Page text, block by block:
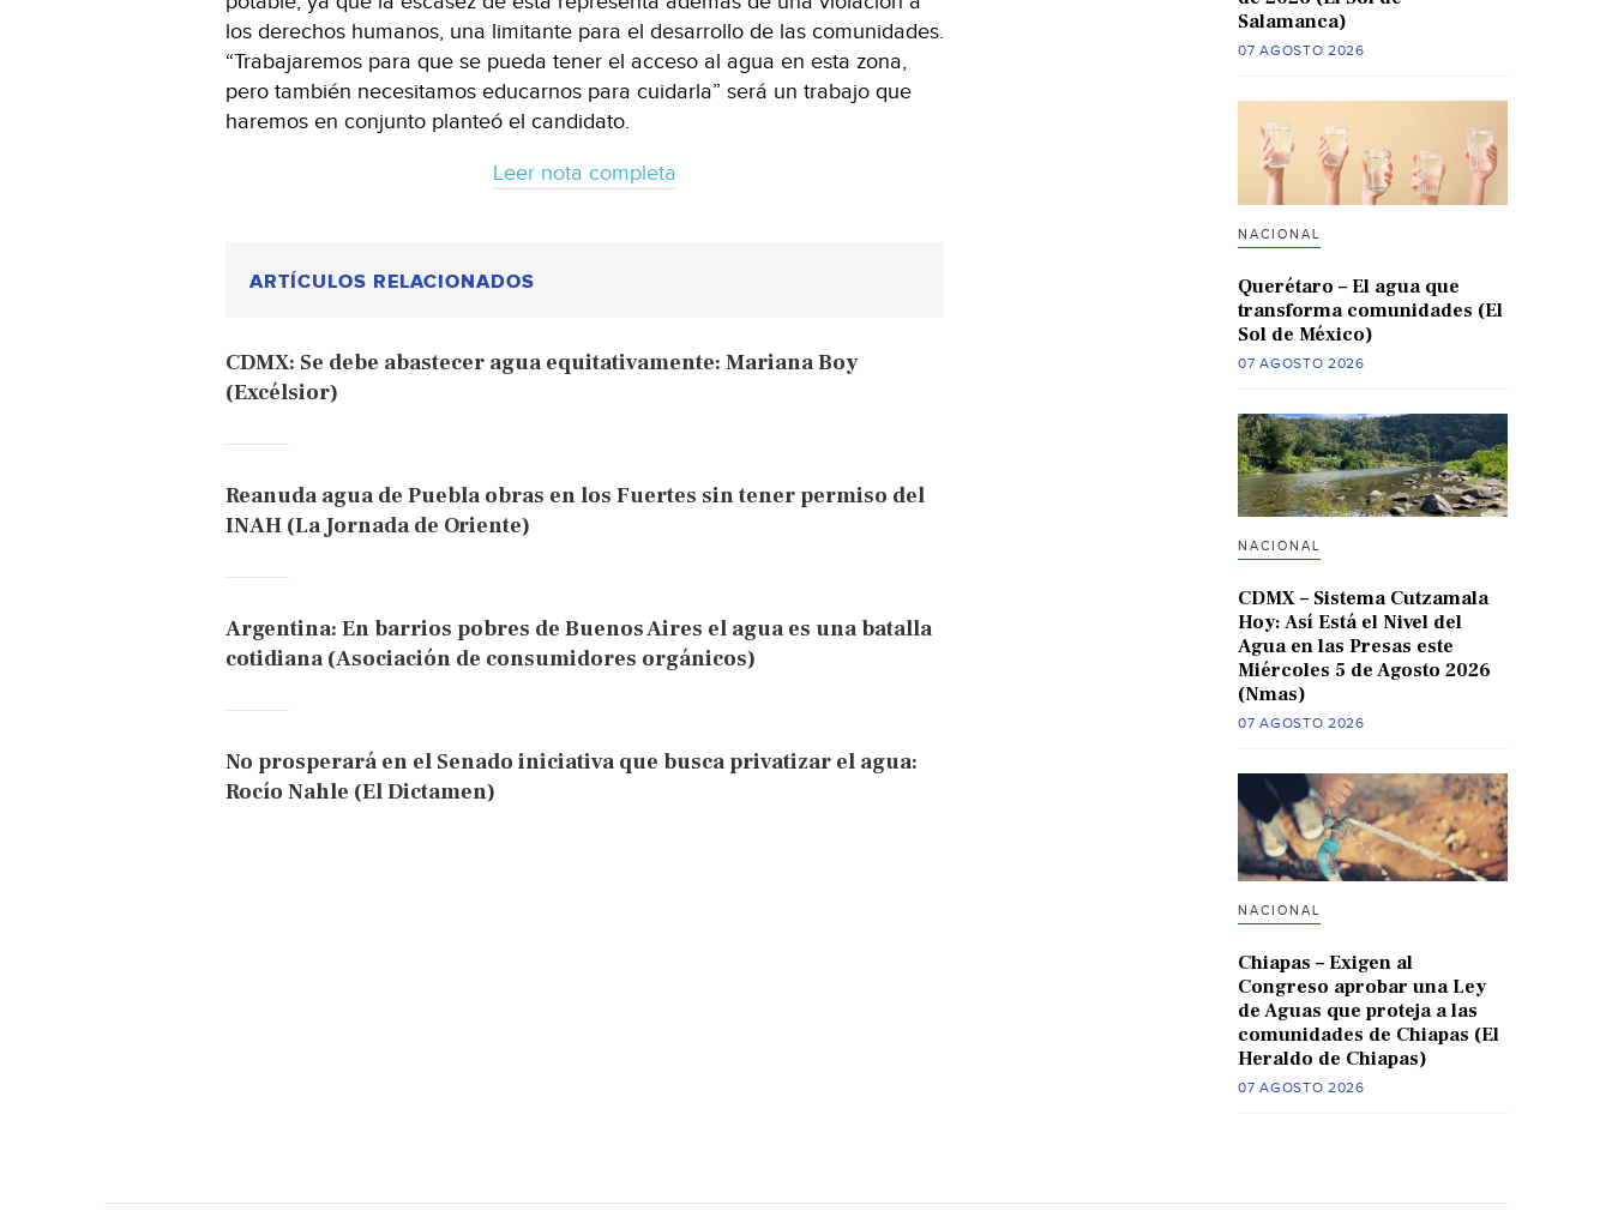
los derechos humanos, una limitante para el desarrollo de las comunidades.
“Trabajaremos para que se pueda tener el acceso al agua en esta zona,
pero también necesitamos educarnos para cuidarla” será un trabajo que
haremos en conjunto planteó el candidato.
Leer nota completa
ARTÍCULOS RELACIONADOS
CDMX: Se debe abastecer agua equitativamente: Mariana Boy
(Excélsior)
Reanuda agua de Puebla obras en los Fuertes sin tener permiso del
INAH (La Jornada de Oriente)
Argentina: En barrios pobres de Buenos Aires el agua es una batalla
cotidiana (Asociación de consumidores orgánicos)
No prosperará en el Senado iniciativa que busca privatizar el agua:
Rocío Nahle (El Dictamen)
Salamanca)
07 AGOSTO 2026
NACIONAL
Querétaro – El agua que
transforma comunidades (El
Sol de México)
07 AGOSTO 2026
NACIONAL
CDMX – Sistema Cutzamala
Hoy: Así Está el Nivel del
Agua en las Presas este
Miércoles 5 de Agosto 2026
(Nmas)
07 AGOSTO 2026
NACIONAL
Chiapas – Exigen al
Congreso aprobar una Ley
de Aguas que proteja a las
comunidades de Chiapas (El
Heraldo de Chiapas)
07 AGOSTO 2026